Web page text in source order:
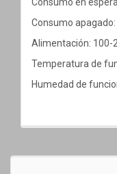
Consumo apagado:
Alimentación: 100-
Temperatura de
Humedad de